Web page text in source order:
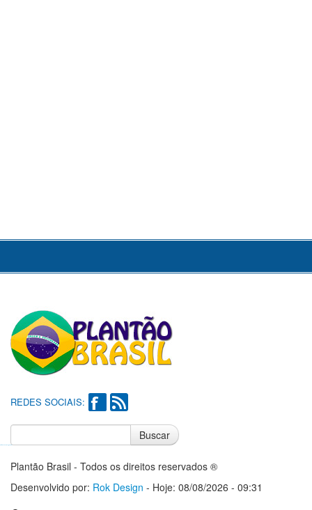
REDES SOCIAIS:
Buscar
Plantão Brasil - Todos os direitos reservados ®
Desenvolvido por: Rok Design - Hoje: 08/08/2026 - 09:31